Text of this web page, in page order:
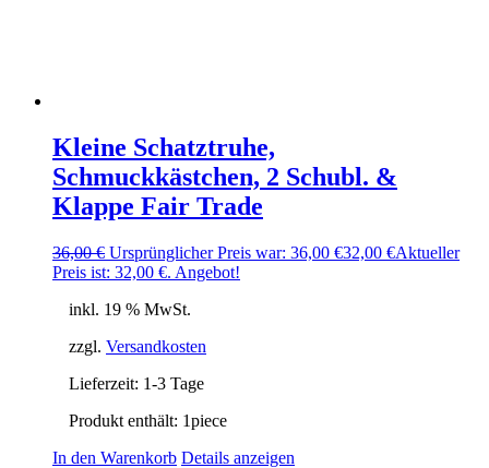
Kleine Schatztruhe,
Schmuckkästchen, 2 Schubl. &
Klappe Fair Trade
36,00€ Ursprünglicher Preis war: 36,00 €32,00 €Aktueller
Preis ist: 32,00 €. Angebot!
inkl. 19 % MwSt.
zzgl. Versandkosten
Lieferzeit: 1-3 Tage
Produkt enthält: 1piece
In den Warenkorb Details anzeigen